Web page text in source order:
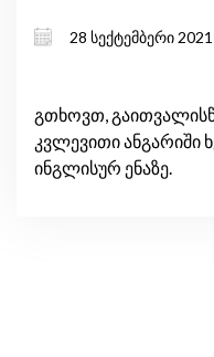
28 სექტემბერი 2021
გთხოვთ,
კვლევითი
ინგლისურ ენაზე.